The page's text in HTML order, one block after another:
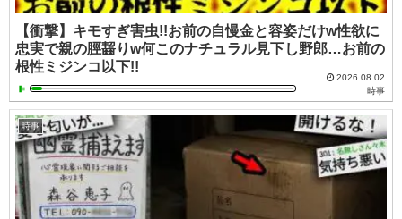
【衝撃】キモすぎ害虫!!お前の自慢金と容姿だけw性欲に
忠実で親の脛齧りw何このナチュラル見下し野郎…お前の
根性ミジンコ以下!!
2026.08.02
時事
時事